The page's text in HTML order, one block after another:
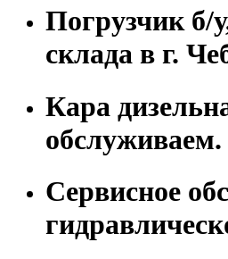
Погрузчик б/
склада в г.
Кара
обслуживаем.
Сервисное